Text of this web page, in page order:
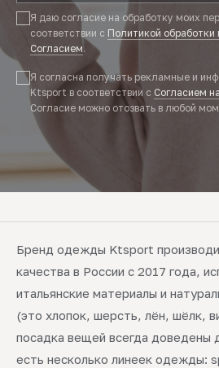
Я даю согласие на обработку моих
соответствии с Политикой
Согласием.
Я согласна получать рекламные и
Ktsport в соответствии с Согласием
Согласие можно отозвать в любой
Бренд одежды Ktsport
качества в России с 2017 года,
итальянские материалы и
(это хлопок, шерсть, лён, шёлк,
посадка вещей всегда доведены
есть несколько линеек одежды: